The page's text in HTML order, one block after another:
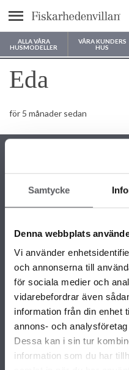
Samtycke
Denna webbplats
Vi använder
och annonserna till
för sociala medier och
vidarebefordrar även
information från din enhet
annons- och
Dessa kan i sin tur
information som du har
Meny
ALLA VÅRA
HUSMODELLER
VÅRA KUNDERS
HUS
Var vill du
Eda
för 5 månader sedan
KONTAKTINFORMATION
info@fiskarhedenvillan.se
Box 882, 781 29 Borlänge
ALLA VÅRA
UNIKA HUS
FRITIDSHUS